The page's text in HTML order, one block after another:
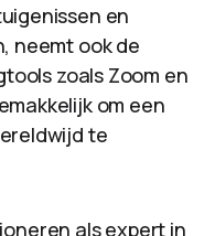
en
neemt ook de
zoals Zoom en
om een
te
als expert in